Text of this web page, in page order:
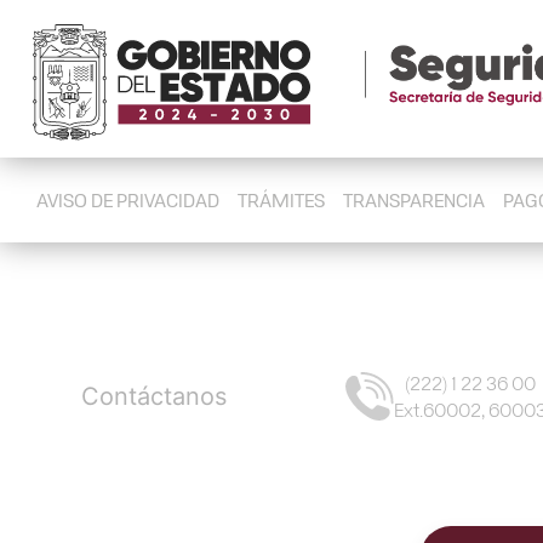
AVISO DE PRIVACIDAD TRÁMITES TRANSPARENCIA
Contáctanos
(222) 1 22 36 00
Ext.60002,